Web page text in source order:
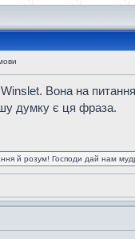
Вона на
думку є ця фраза.
й розум! Господи дай нам